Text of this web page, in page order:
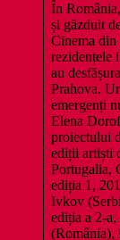
În
și găzduit
Cinema
rezidențele
au
Prahova.
emergenți
Elena
proiectului
ediții artiști
Portugalia,
ediția 1,
Ivkov
ediția a 2-
(România),